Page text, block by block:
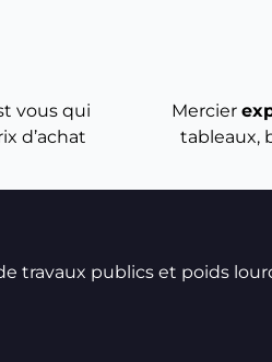
vous qui
d’achat
Mercier
tableaux,
travaux publics et poids